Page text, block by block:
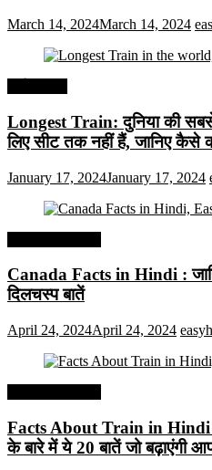
March 14, 2024March 14, 2024
Longest Train: दुनिया की
लिए सीट तक ​​नहीं हैं, जानिए कैसे
January 17, 2024January 17, 2024
Canada Facts in Hindi :
दिलचस्प बातें
April 24, 2024April 24, 2024
Facts About Train in Hindi
के बारे में ये 20 बातें जो बढ़ाएंगी